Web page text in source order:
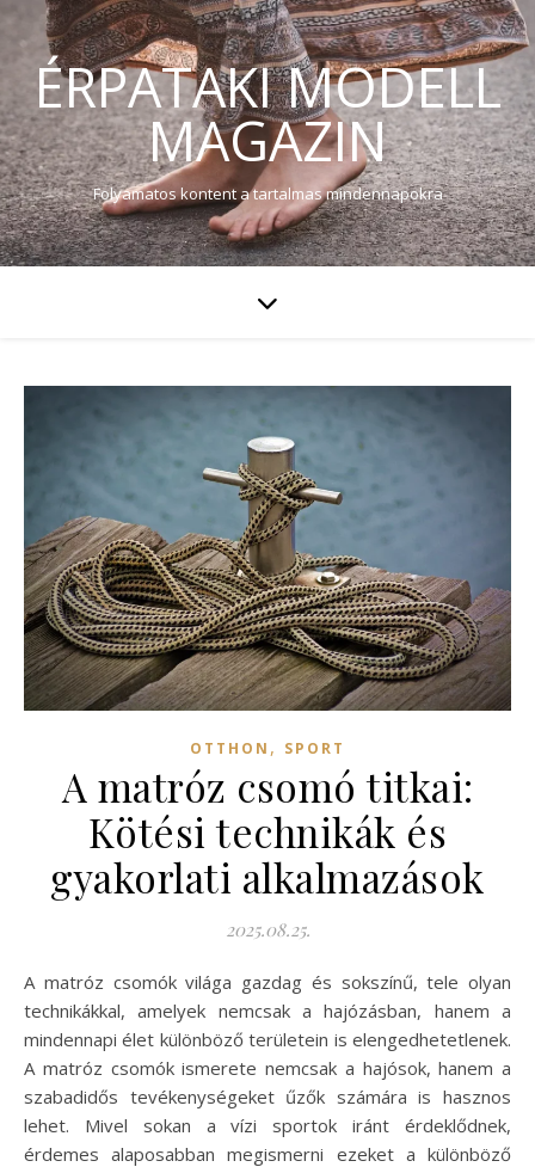
ÉRPATAKI MODELL
MAGAZIN
Folyamatos kontent a tartalmas mindennapokra
OTTHON , SPORT
A matróz csomó titkai:
Kötési technikák és
gyakorlati alkalmazások
2025.08.25.
A matróz csomók világa gazdag és sokszínű, tele olyan
technikákkal, amelyek nemcsak a hajózásban, hanem a
mindennapi élet különböző területein is elengedhetetlenek.
A matróz csomók ismerete nemcsak a hajósok, hanem a
szabadidős tevékenységeket űzők számára is hasznos
lehet. Mivel sokan a vízi sportok iránt érdeklődnek,
érdemes alaposabban megismerni ezeket a különböző